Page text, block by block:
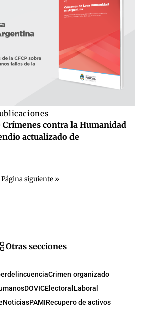
Crímenes contra la Humanidad
actualizado de
Página siguiente »
Otras secciones
Crimen organizado
DOVICElectoral Laboral
NoticiasPAMIRecupero de activos